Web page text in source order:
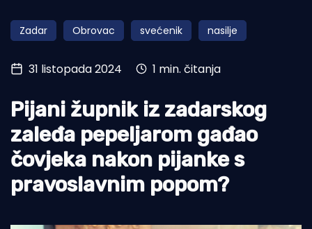
Obala
Otoci
Turizam i nautika
Pomorstvo
Ribolov
Ekologija
Tradicija i kultura
Zadar Obrovac svećenik nasilje
31 listopada 2024 1 min. čitanja
Pijani župnik iz zadarskog
zaleđa pepeljarom gađao
čovjeka nakon pijanke s
pravoslavnim popom?